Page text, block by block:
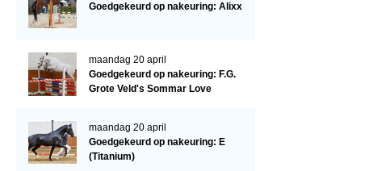
Informatie Hengstenkeuring
Verrichtingsonderzoek NRPS
Verrichtingsonderzoek 2025-2026
Verrichtingsonderzoek 2024-2025
Verrichtingsonderzoek 2023-2024
Goedgekeurd op nakeuring: Alixx
maandag 20 april
Goedgekeurd op nakeuring: F.G.
Grote Veld's Sommar Love
maandag 20 april
Goedgekeurd op nakeuring: E
(Titanium)